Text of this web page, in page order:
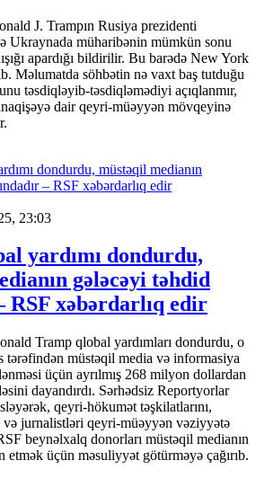
J. Trampın Rusiya prezidenti
Ukraynada müharibənin mümkün sonu
apardığı bildirilir. Bu barədə New York
Məlumatda söhbətin nə vaxt baş tutduğu
təsdiqləyib-təsdiqləmədiyi açıqlanmır,
dair qeyri-müəyyən mövqeyinə
23:03
yardımı dondurdu,
gələcəyi təhdid
RSF xəbərdarlıq edir
Tramp qlobal yardımları dondurdu, o
tərəfindən müstəqil media və informasiya
üçün ayrılmış 268 milyon dollardan
dayandırdı. Sərhədsiz Reportyorlar
qeyri-hökumət təşkilatlarını,
və jurnalistləri qeyri-müəyyən vəziyyətə
beynəlxalq donorları müstəqil medianın
etmək üçün məsuliyyət götürməyə çağırıb.